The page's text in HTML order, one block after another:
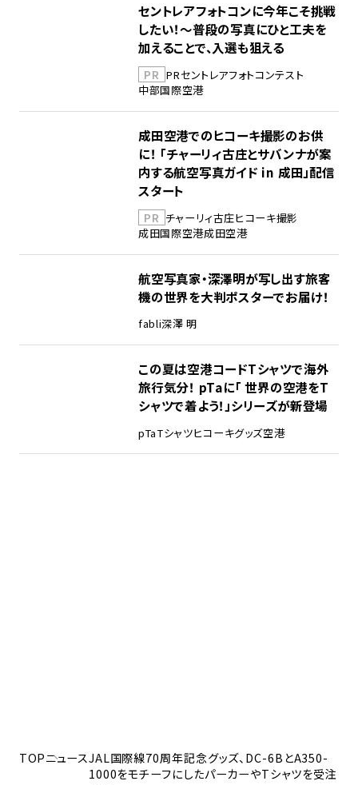
セントレアフォトコンに今年こそ挑戦
したい！～普段の写真にひと工夫を
加えることで、入選も狙える
PR PRセントレアフォトコンテスト
中部国際空港
成田空港でのヒコーキ撮影のお供
に！ 「チャーリィ古庄とサバンナが案
内する航空写真ガイド in 成田」配信
スタート
PR チャーリィ古庄ヒコーキ撮影
成田国際空港成田空港
航空写真家・深澤明が写し出す旅客
機の世界を大判ポスターでお届け！
fabli深澤 明
この夏は空港コードTシャツで海外
旅行気分！ pTaに「 世界の空港をT
シャツで着よう！」シリーズが新登場
pTaTシャツヒコーキグッズ空港
TOPニュースJAL国際線70周年記念グッズ、DC-6BとA350-
1000をモチーフにしたパーカーやTシャツを受注